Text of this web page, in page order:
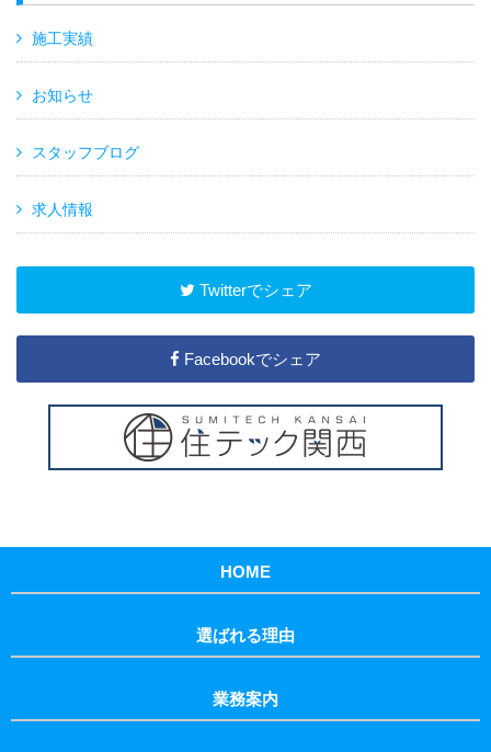
施工実績
お知らせ
スタッフブログ
求人情報
Twitterでシェア
Facebookでシェア
HOME
選ばれる理由
業務案内